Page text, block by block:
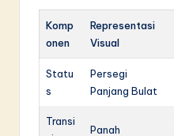
Komp
onen
Representasi
Visual
Statu
s
Persegi
Panjang Bulat
Transi
Panah